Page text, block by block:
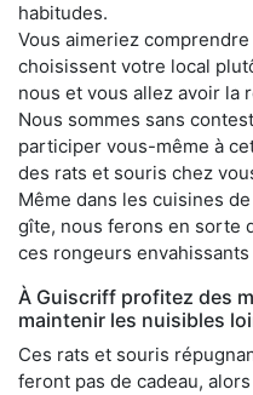
habitudes.
Vous aimeriez
choisissent votre local
nous et vous allez avoir la
Nous sommes sans
participer vous-même à
des rats et souris chez
Même dans les cuisines
gîte, nous ferons en sorte
ces rongeurs
À Guiscriff profitez des
maintenir les nuisibles
Ces rats et souris
feront pas de cadeau,